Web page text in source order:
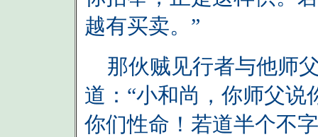
越有买卖。”
那伙贼见行者与他师
道：“小和尚，你师父
你们性命！若道半个不